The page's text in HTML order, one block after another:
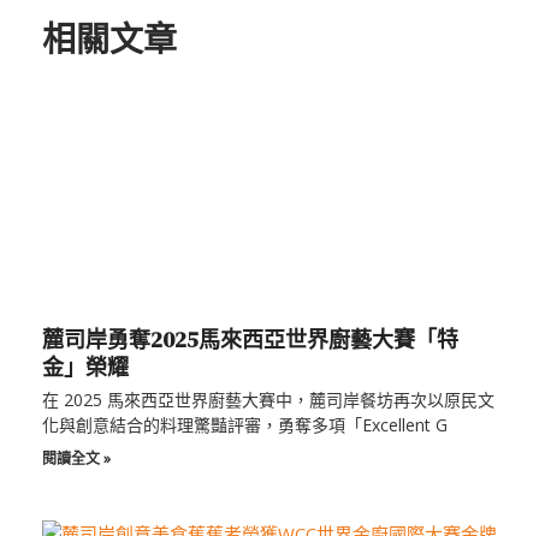
相關文章
麓司岸勇奪2025馬來西亞世界廚藝大賽「特
金」榮耀
在 2025 馬來西亞世界廚藝大賽中，麓司岸餐坊再次以原民文
化與創意結合的料理驚豔評審，勇奪多項「Excellent G
閱讀全文 »